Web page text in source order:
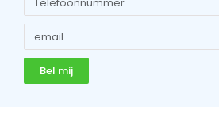
Bel mij